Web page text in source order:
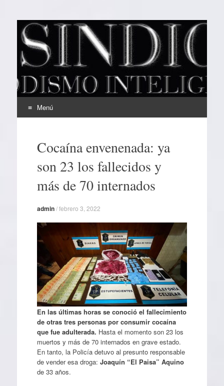
EL SINDICAL
Periodismo Inteligente
Menú
contenidoCocaína envenenada: ya
son 23 los fallecidos y
más de 70 internados
admin/febrero 3, 2022
En las últimas horas se conoció el fallecimiento
de otras tres personas por consumir cocaína
que fue adulterada. Hasta el momento son 23 los
muertos y más de 70 internados en grave estado.
En tanto, la Policía detuvo al presunto responsable
de vender esa droga: Joaquín “El Paisa” Aquino
de 33 años.